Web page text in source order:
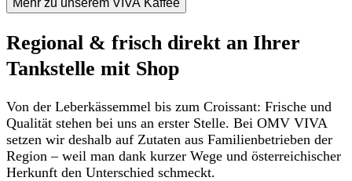
Regional & frisch direkt an Ihrer
Tankstelle mit Shop
Von der Leberkässemmel bis zum Croissant: Frische und
Qualität stehen bei uns an erster Stelle. Bei OMV VIVA
setzen wir deshalb auf Zutaten aus Familienbetrieben der
Region – weil man dank kurzer Wege und österreichischer
Herkunft den Unterschied schmeckt.